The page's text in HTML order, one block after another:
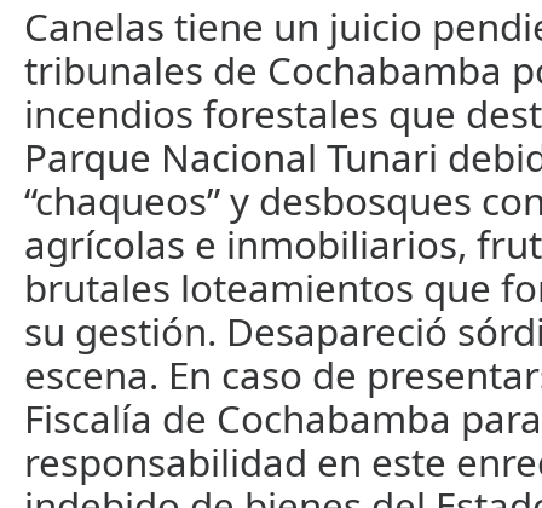
Canelas tiene un juicio
tribunales de Cochabamba
incendios forestales que
Parque Nacional Tunari
“chaqueos” y desbosques
agrícolas e inmobiliarios,
brutales loteamientos que
su gestión. Desapareció
escena. En caso de
Fiscalía de Cochabamba
responsabilidad en este